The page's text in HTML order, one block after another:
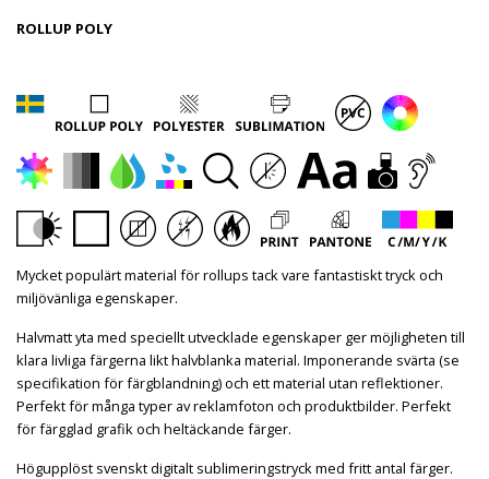
ROLLUP POLY
Mycket populärt material för rollups tack vare fantastiskt tryck och
miljövänliga egenskaper.
Halvmatt yta med speciellt utvecklade egenskaper ger möjligheten till
klara livliga färgerna likt halvblanka material. Imponerande svärta (se
specifikation för färgblandning) och ett material utan reflektioner.
Perfekt för många typer av reklamfoton och produktbilder. Perfekt
för färgglad grafik och heltäckande färger.
Högupplöst svenskt digitalt sublimeringstryck med fritt antal färger.